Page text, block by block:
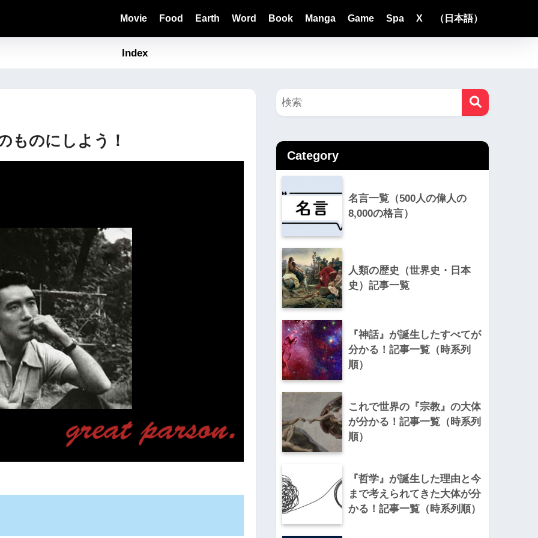
Movie Food Earth Word Book Manga Game Spa X （日本語）
Index
ものにしよう！
Category
名言一覧（500人の偉人の
8,000の格言）
人類の歴史（世界史・日本
史）記事一覧
『神話』が誕生したすべてが
分かる！記事一覧（時系列
順）
これで世界の『宗教』の大体
が分かる！記事一覧（時系列
順）
『哲学』が誕生した理由と今
まで考えられてきた大体が分
かる！記事一覧（時系列順）